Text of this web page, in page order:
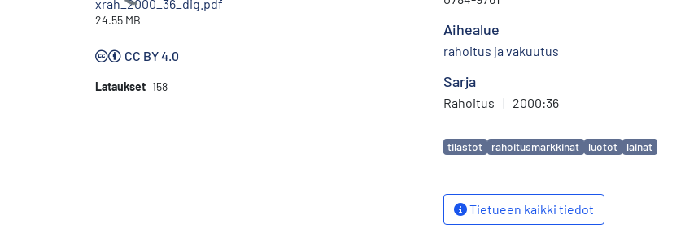
xrah_2000_36_dig.pdf
24.55 MB
CC BY 4.0
Lataukset 158
Aihealue
rahoitus ja vakuutus
Sarja
Rahoitus | 2000:36
Avainsanat
tilastot rahoitusmarkkinat luotot lainat
Tietueen kaikki tiedot